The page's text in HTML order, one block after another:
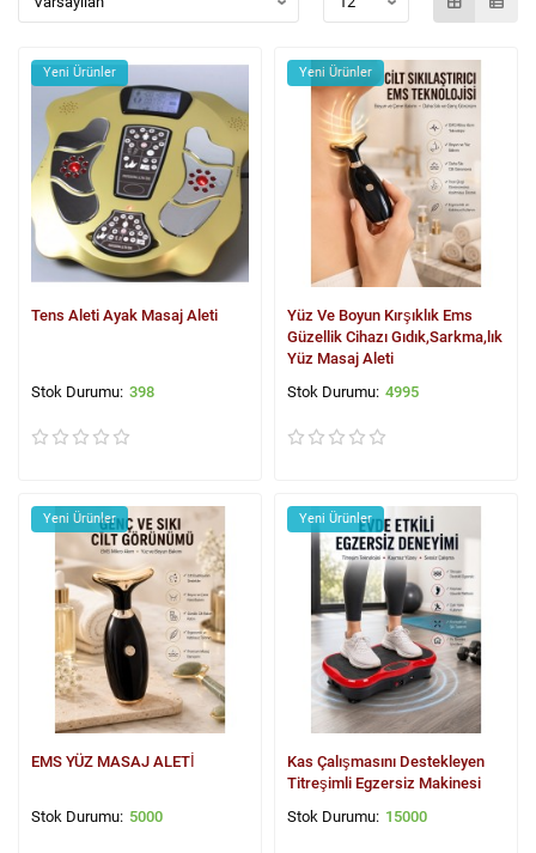
Yeni Ürünler
Tens Aleti Ayak Masaj Aleti
398
Yeni Ürünler
Yüz Ve Boyun Kırşıklık Ems
Güzellik Cihazı Gıdık,Sarkma,lık
Yüz Masaj Aleti
4995
Yeni Ürünler
EMS YÜZ MASAJ ALETİ
5000
Yeni Ürünler
Kas Çalışmasını Destekleyen
Titreşimli Egzersiz Makinesi
15000